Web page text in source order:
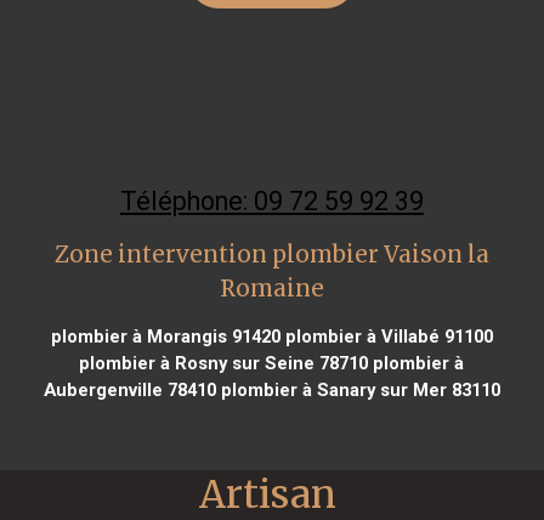
Téléphone: 09 72 59 92 39
Zone intervention plombier Vaison la
Romaine
plombier à Morangis 91420plombier à Villabé 91100
plombier à Rosny sur Seine 78710 plombier à
Aubergenville 78410plombier à Sanary sur Mer 83110
Artisan